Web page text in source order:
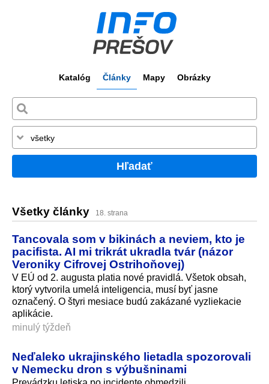
Katalóg Články Mapy Obrázky
Hľadať
Všetky články 18. strana
Tancovala som v bikinách a neviem, kto je
pacifista. AI mi trikrát ukradla tvár (názor
Veroniky Cifrovej Ostrihoňovej)
V EÚ od 2. augusta platia nové pravidlá. Všetok obsah,
ktorý vytvorila umelá inteligencia, musí byť jasne
označený. O štyri mesiace budú zakázané vyzliekacie
aplikácie.
minulý týždeň
Neďaleko ukrajinského lietadla spozorovali
v Nemecku dron s výbušninami